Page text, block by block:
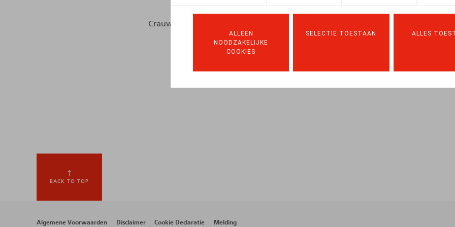
ALLEEN
NOODZAKELIJKE
COOKIES
SELECTIE TOESTAAN ALLES
Crauwels, A., JTT, 2017, n° 1279, pp. 229-239
BACK TO TOP
Algemene Voorwaarden Disclaimer Cookie Declaratie Melding